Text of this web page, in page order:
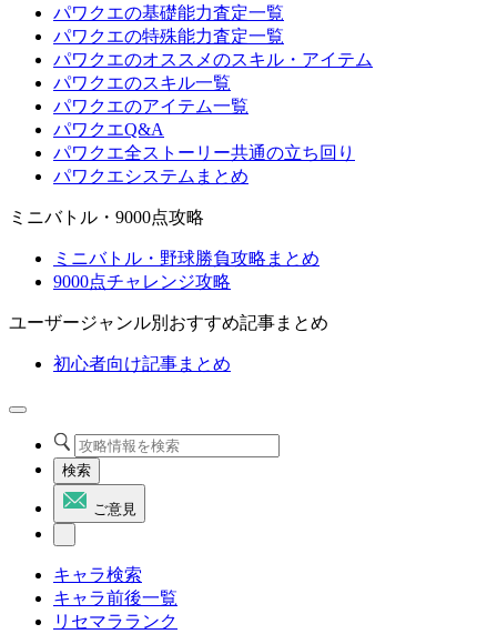
パワクエの基礎能力査定一覧
パワクエの特殊能力査定一覧
パワクエのオススメのスキル・アイテム
パワクエのスキル一覧
パワクエのアイテム一覧
パワクエQ&A
パワクエ全ストーリー共通の立ち回り
パワクエシステムまとめ
ミニバトル・9000点攻略
ミニバトル・野球勝負攻略まとめ
9000点チャレンジ攻略
ユーザージャンル別おすすめ記事まとめ
初心者向け記事まとめ
検索
ご意見
キャラ検索
キャラ前後一覧
リセマラランク